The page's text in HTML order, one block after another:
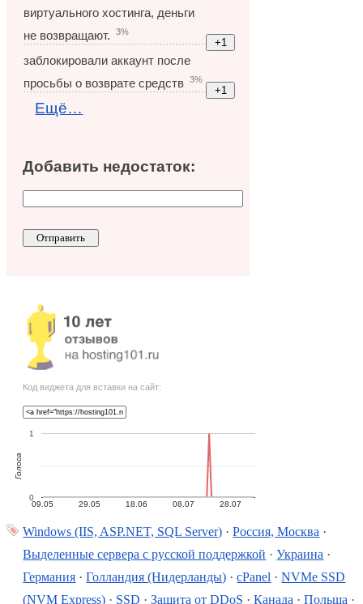
виртуального хостинга, деньги
не возвращают.
3%
заблокировали аккаунт после
просьбы о возврате средств
3%
Ещё…
Добавить недостаток:
Код виджета для вставки на сайт:
09.05 29.05 18.06 08.07 28.07
0
1
Голоса
Windows (IIS, ASP.NET, SQL Server) ·Россия, Москва ·
Выделенные сервера с русской поддержкой ·Украина ·
Германия ·Голландия (Нидерланды) ·cPanel ·NVMe SSD
(NVM Express) · SSD ·Защита от DDoS ·Канада ·Польша ·